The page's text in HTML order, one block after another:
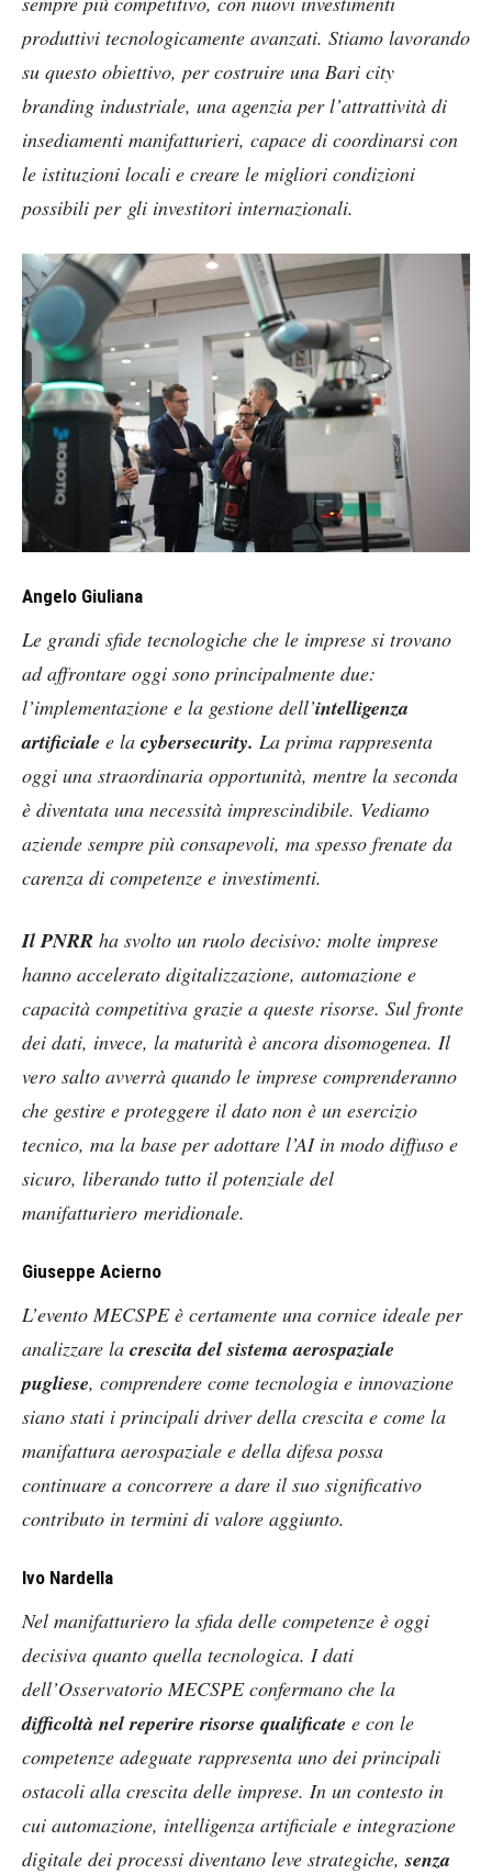
produttivi tecnologicamente avanzati. Stiamo lavorando
su questo obiettivo, per costruire una Bari city
branding industriale, una agenzia per l’attrattività di
insediamenti manifatturieri, capace di coordinarsi con
le istituzioni locali e creare le migliori condizioni
possibili per gli investitori internazionali.
Angelo Giuliana
Le grandi sfide tecnologiche che le imprese si trovano
ad affrontare oggi sono principalmente due:
l’implementazione e la gestione dell’intelligenza
artificiale e la cybersecurity. La prima rappresenta
oggi una straordinaria opportunità, mentre la seconda
è diventata una necessità imprescindibile. Vediamo
aziende sempre più consapevoli, ma spesso frenate da
carenza di competenze e investimenti.
Il PNRR ha svolto un ruolo decisivo: molte imprese
hanno accelerato digitalizzazione, automazione e
capacità competitiva grazie a queste risorse. Sul fronte
dei dati, invece, la maturità è ancora disomogenea. Il
vero salto avverrà quando le imprese comprenderanno
che gestire e proteggere il dato non è un esercizio
tecnico, ma la base per adottare l’AI in modo diffuso e
sicuro, liberando tutto il potenziale del
manifatturiero meridionale.
Giuseppe Acierno
L’evento MECSPE è certamente una cornice ideale per
analizzare la crescita del sistema aerospaziale
pugliese, comprendere come tecnologia e innovazione
siano stati i principali driver della crescita e come la
manifattura aerospaziale e della difesa possa
continuare a concorrere a dare il suo significativo
contributo in termini di valore aggiunto.
Ivo Nardella
Nel manifatturiero la sfida delle competenze è oggi
decisiva quanto quella tecnologica. I dati
dell’Osservatorio MECSPE confermano che la
difficoltà nel reperire risorse qualificate e con le
competenze adeguate rappresenta uno dei principali
ostacoli alla crescita delle imprese. In un contesto in
cui automazione, intelligenza artificiale e integrazione
digitale dei processi diventano leve strategiche,senza